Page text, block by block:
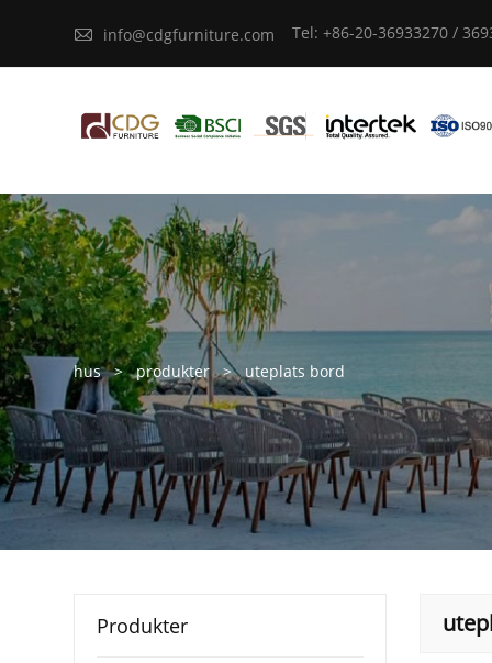
 info@cdgfurniture.com Tel: +86-20-36933270 /
hus > produkter > uteplats bord
Produkter